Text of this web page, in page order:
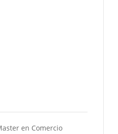
en Comercio